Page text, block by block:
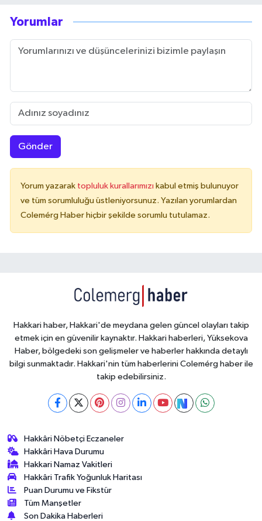
Yorumlar
Gönder
Yorum yazarak topluluk kurallarımızı kabul etmiş bulunuyor
ve tüm sorumluluğu üstleniyorsunuz. Yazılan yorumlardan
Colemérg Haber hiçbir şekilde sorumlu tutulamaz.
Hakkari haber, Hakkari'de meydana gelen güncel olayları takip
etmek için en güvenilir kaynaktır. Hakkari haberleri, Yüksekova
Haber, bölgedeki son gelişmeler ve haberler hakkında detaylı
bilgi sunmaktadır. Hakkari'nin tüm haberlerini Colemérg haber ile
takip edebilirsiniz.
Hakkâri Nöbetçi Eczaneler
Hakkâri Hava Durumu
Hakkari Namaz Vakitleri
Hakkâri Trafik Yoğunluk Haritası
Puan Durumu ve Fikstür
Tüm Manşetler
Son Dakika Haberleri